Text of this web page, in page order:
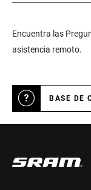
Encuentra las
asistencia remoto.
BASE DE